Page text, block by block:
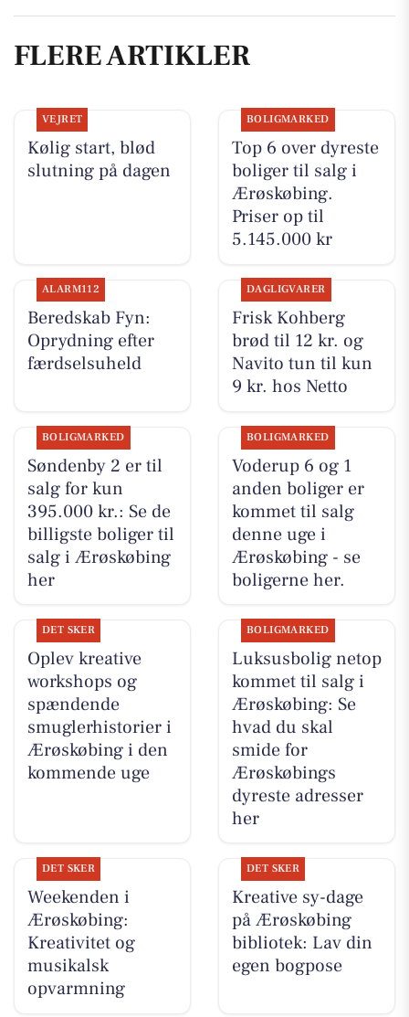
FLERE ARTIKLER
VEJRET
Kølig start, blød
slutning på dagen
BOLIGMARKED
Top 6 over dyreste
boliger til salg i
Ærøskøbing.
Priser op til
5.145.000 kr
ALARM112
Beredskab Fyn:
Oprydning efter
færdselsuheld
DAGLIGVARER
Frisk Kohberg
brød til 12 kr. og
Navito tun til kun
9 kr. hos Netto
BOLIGMARKED
Søndenby 2 er til
salg for kun
395.000 kr.: Se de
billigste boliger til
salg i Ærøskøbing
her
BOLIGMARKED
Voderup 6 og 1
anden boliger er
kommet til salg
denne uge i
Ærøskøbing - se
boligerne her.
DET SKER
Oplev kreative
workshops og
spændende
smuglerhistorier i
Ærøskøbing i den
kommende uge
BOLIGMARKED
Luksusbolig netop
kommet til salg i
Ærøskøbing: Se
hvad du skal
smide for
Ærøskøbings
dyreste adresser
her
DET SKER
Weekenden i
Ærøskøbing:
Kreativitet og
musikalsk
opvarmning
DET SKER
Kreative sy-dage
på Ærøskøbing
bibliotek: Lav din
egen bogpose